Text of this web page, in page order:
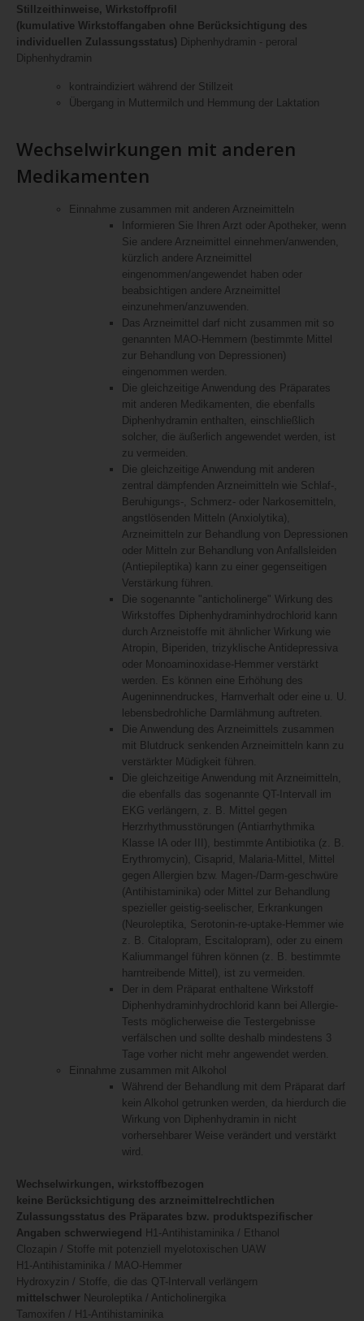
Stillzeithinweise, Wirkstoffprofil
(kumulative Wirkstoffangaben ohne Berücksichtigung des
individuellen Zulassungsstatus) Diphenhydramin - peroral
Diphenhydramin
kontraindiziert während der Stillzeit
Übergang in Muttermilch und Hemmung der Laktation
Wechselwirkungen mit anderen
Medikamenten
Einnahme zusammen mit anderen Arzneimitteln
Informieren Sie Ihren Arzt oder Apotheker, wenn
Sie andere Arzneimittel einnehmen/anwenden,
kürzlich andere Arzneimittel
eingenommen/angewendet haben oder
beabsichtigen andere Arzneimittel
einzunehmen/anzuwenden.
Das Arzneimittel darf nicht zusammen mit so
genannten MAO-Hemmern (bestimmte Mittel
zur Behandlung von Depressionen)
eingenommen werden.
Die gleichzeitige Anwendung des Präparates
mit anderen Medikamenten, die ebenfalls
Diphenhydramin enthalten, einschließlich
solcher, die äußerlich angewendet werden, ist
zu vermeiden.
Die gleichzeitige Anwendung mit anderen
zentral dämpfenden Arzneimitteln wie Schlaf-,
Beruhigungs-, Schmerz- oder Narkosemitteln,
angstlösenden Mitteln (Anxiolytika),
Arzneimitteln zur Behandlung von Depressionen
oder Mitteln zur Behandlung von Anfallsleiden
(Antiepileptika) kann zu einer gegenseitigen
Verstärkung führen.
Die sogenannte "anticholinerge" Wirkung des
Wirkstoffes Diphenhydraminhydrochlorid kann
durch Arzneistoffe mit ähnlicher Wirkung wie
Atropin, Biperiden, trizyklische Antidepressiva
oder Monoaminoxidase-Hemmer verstärkt
werden. Es können eine Erhöhung des
Augeninnendruckes, Harnverhalt oder eine u. U.
lebensbedrohliche Darmlähmung auftreten.
Die Anwendung des Arzneimittels zusammen
mit Blutdruck senkenden Arzneimitteln kann zu
verstärkter Müdigkeit führen.
Die gleichzeitige Anwendung mit Arzneimitteln,
die ebenfalls das sogenannte QT-Intervall im
EKG verlängern, z. B. Mittel gegen
Herzrhythmusstörungen (Antiarrhythmika
Klasse IA oder III), bestimmte Antibiotika (z. B.
Erythromycin), Cisaprid, Malaria-Mittel, Mittel
gegen Allergien bzw. Magen-/Darm-geschwüre
(Antihistaminika) oder Mittel zur Behandlung
spezieller geistig-seelischer, Erkrankungen
(Neuroleptika, Serotonin-re-uptake-Hemmer wie
z. B. Citalopram, Escitalopram), oder zu einem
Kaliummangel führen können (z. B. bestimmte
harntreibende Mittel), ist zu vermeiden.
Der in dem Präparat enthaltene Wirkstoff
Diphenhydraminhydrochlorid kann bei Allergie-
Tests möglicherweise die Testergebnisse
verfälschen und sollte deshalb mindestens 3
Tage vorher nicht mehr angewendet werden.
Einnahme zusammen mit Alkohol
Während der Behandlung mit dem Präparat darf
kein Alkohol getrunken werden, da hierdurch die
Wirkung von Diphenhydramin in nicht
vorhersehbarer Weise verändert und verstärkt
wird.
Wechselwirkungen, wirkstoffbezogen
keine Berücksichtigung des arzneimittelrechtlichen
Zulassungsstatus des Präparates bzw. produktspezifischer
Angaben schwerwiegend
H1-Antihistaminika / Ethanol
Clozapin / Stoffe mit potenziell myelotoxischen UAW
H1-Antihistaminika / MAO-Hemmer
Hydroxyzin / Stoffe, die das QT-Intervall verlängern
mittelschwer Neuroleptika / Anticholinergika
Tamoxifen / H1-Antihistaminika